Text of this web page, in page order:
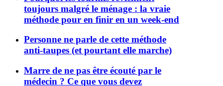
toujours malgré le ménage : la vraie
méthode pour en finir en un week-end
Personne ne parle de cette méthode
anti-taupes (et pourtant elle marche)
Marre de ne pas être écouté par le
médecin ? Ce que vous devez